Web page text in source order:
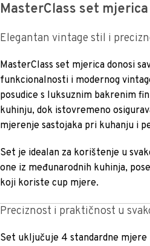
MasterClass set
Elegantan vintage stil i
MasterClass set mjerica donosi
funkcionalnosti i modernog
posudice s luksuznim bakrenim
kuhinju, dok istovremeno
mjerenje sastojaka pri kuhanju i
Set je idealan za korištenje u
one iz međunarodnih kuhinja,
koji koriste cup mjere.
Preciznost i praktičnost u
Set uključuje 4 standardne mjere